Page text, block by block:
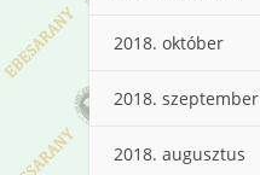
2018. október
2018. szeptember
2018. augusztus